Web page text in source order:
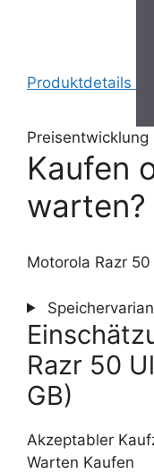
Produktdetails
Preisentwicklung
Kaufen
warten?
Motorola Razr 50
Razr 50
GB)
Akzeptabler
Warten Kaufen